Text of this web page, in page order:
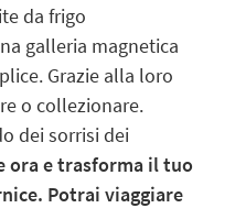
da frigo
galleria magnetica
Grazie alla loro
o collezionare.
dei sorrisi dei
ora e trasforma il tuo
Potrai viaggiare